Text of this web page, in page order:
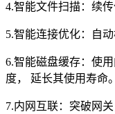
4.智能文件扫描：续
5.智能连接优化：自
6.智能磁盘缓存：使
度， 延长其使用寿命。
7.内网互联：突破网